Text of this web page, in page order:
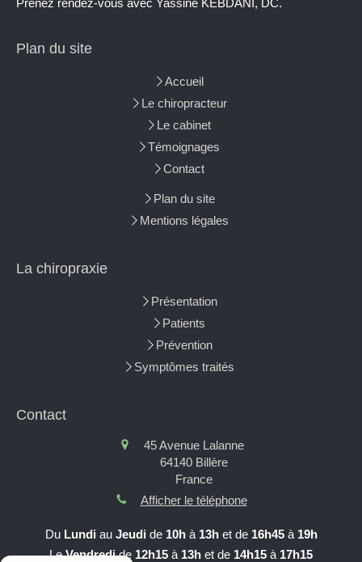
Plan du site
Accueil
Le chiropracteur
Le cabinet
Témoignages
Contact
Plan du site
Mentions légales
La chiropraxie
Présentation
Patients
Prévention
Symptômes traités
Contact
45 Avenue Lalanne
64140 Billère
France
Afficher le téléphone
Du Lundi au Jeudi de 10hà 13het de 16h45à 19h
LeVendredide 12h15 à 13h et de 14h15 à 17h15